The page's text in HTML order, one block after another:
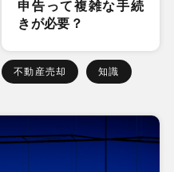
申告って複雑な手続
きが必要？
不動産売却 知識